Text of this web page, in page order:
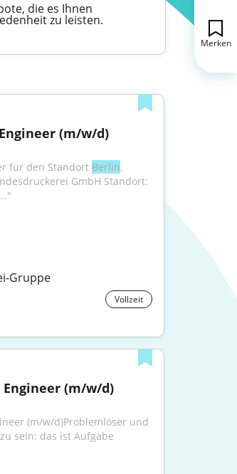
die es Ihnen
zu leisten.
(m/w/d)
für den Standort Berlin.
Gruppe
Vollzeit
Engineer (m/w/d)
(m/w/d)Problemlöser und
sein: das ist Aufgabe
Merken